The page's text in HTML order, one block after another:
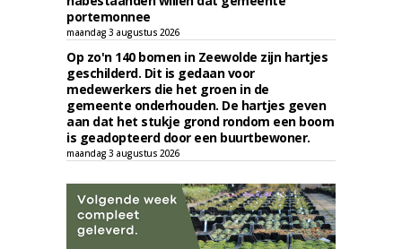
portemonnee
maandag 3 augustus 2026
Op zo'n 140 bomen in Zeewolde zijn hartjes
geschilderd. Dit is gedaan voor
medewerkers die het groen in de
gemeente onderhouden. De hartjes geven
aan dat het stukje grond rondom een boom
is geadopteerd door een buurtbewoner.
maandag 3 augustus 2026